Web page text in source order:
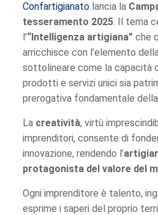
Confartigianatolancia la
tesseramento 2025. Il tema
l’“Intelligenza artigiana” che
arricchisce con l’elemento
sottolineare come la capacità
prodotti e servizi unici sia
prerogativa fondamentale
La creatività, virtù
imprenditori, consente di
innovazione, rendendo l’
protagonista del valore del
Ogni imprenditore è talento,
esprime i saperi del proprio